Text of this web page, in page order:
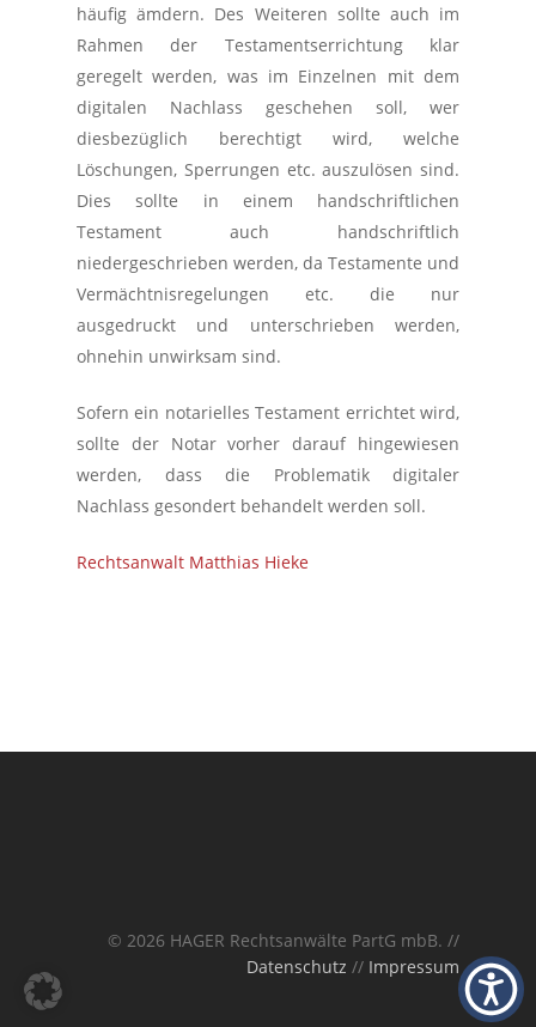
häufig ämdern. Des Weiteren sollte auch im
Rahmen der Testamentserrichtung klar
geregelt werden, was im Einzelnen mit dem
digitalen Nachlass geschehen soll, wer
diesbezüglich berechtigt wird, welche
Löschungen, Sperrungen etc. auszulösen sind.
Dies sollte in einem handschriftlichen
Testament auch handschriftlich
niedergeschrieben werden, da Testamente und
Vermächtnisregelungen etc. die nur
ausgedruckt und unterschrieben werden,
ohnehin unwirksam sind.
Sofern ein notarielles Testament errichtet wird,
sollte der Notar vorher darauf hingewiesen
werden, dass die Problematik digitaler
Nachlass gesondert behandelt werden soll.
Rechtsanwalt Matthias Hieke
© 2026 HAGER Rechtsanwälte PartG mbB. //
Datenschutz // Impressum